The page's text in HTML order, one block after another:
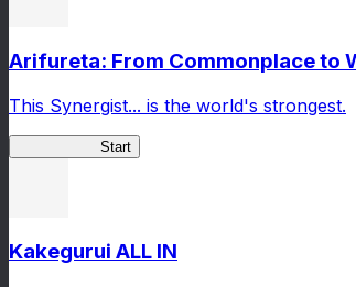
Arifureta: From Commonplace to
This Synergist... is the world's strongest.
Start
Kakegurui ALL IN